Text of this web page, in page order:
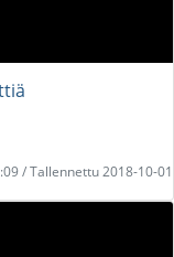
/ Tallennettu 2018-10-01